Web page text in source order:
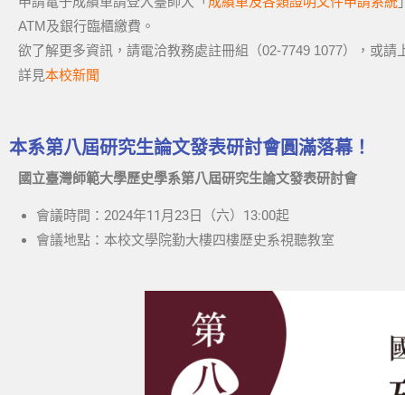
ATM及銀行臨櫃繳費。
欲了解更多資訊，請電洽教務處註冊組（02-7749 1077），或請
詳見本校新聞
本系第八屆研究生論文發表研討會圓滿落幕！
國立臺灣師範大學歷史學系第八屆研究生論文發表研討會
會議時間：2024年11月23日（六）13:00起
會議地點：本校文學院勤大樓四樓歷史系視聽教室